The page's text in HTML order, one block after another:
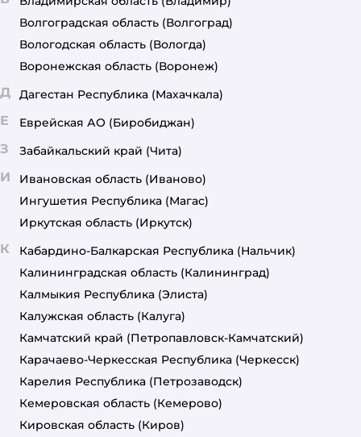
Волгоградская область (Волгоград)
Вологодская область (Вологда)
Воронежская область (Воронеж)
Д Дагестан Республика (Махачкала)
Е Еврейская АО (Биробиджан)
З Забайкальский край (Чита)
И Ивановская область (Иваново)
Ингушетия Республика (Магас)
Иркутская область (Иркутск)
К Кабардино-Балкарская Республика (Нальчик)
Калининградская область (Калининград)
Калмыкия Республика (Элиста)
Калужская область (Калуга)
Камчатский край (Петропавловск-Камчатский)
Карачаево-Черкесская Республика (Черкесск)
Карелия Республика (Петрозаводск)
Кемеровская область (Кемерово)
Кировская область (Киров)